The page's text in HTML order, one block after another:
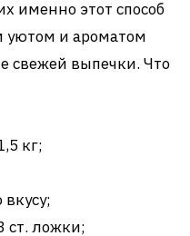
именно этот способ
уютом и ароматом
свежей выпечки. Что
кг;
ст. ложки;